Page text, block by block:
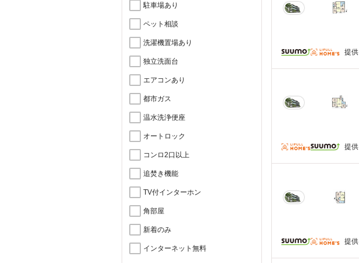
駐車場あり
ペット相談
洗濯機置場あり
独立洗面台
エアコンあり
都市ガス
温水洗浄便座
オートロック
コンロ2口以上
追焚き機能
TV付インターホン
角部屋
新着のみ
インターネット無料
提供
提供
提供